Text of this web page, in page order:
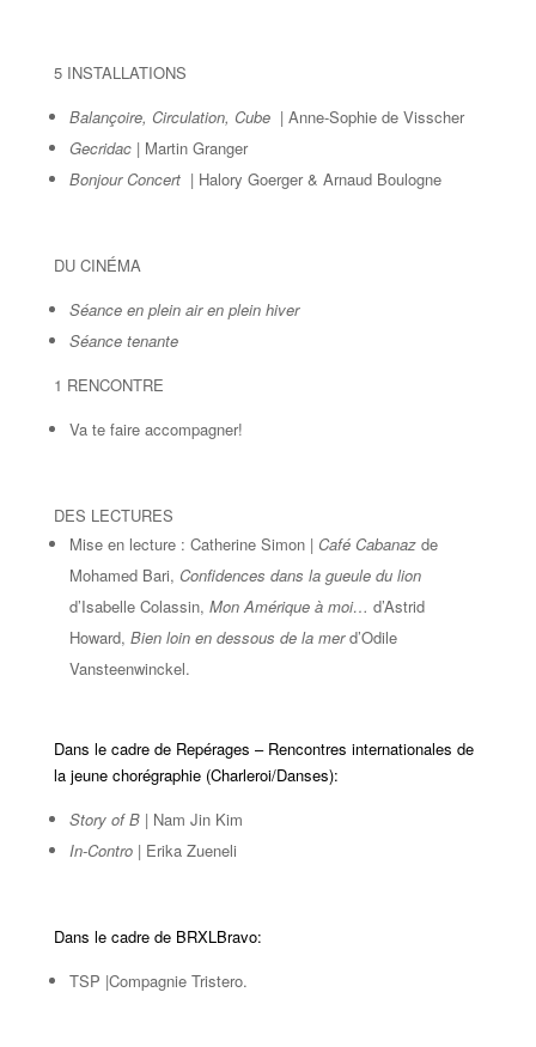
5 INSTALLATIONS
Balançoire, Circulation, Cube| Anne-Sophie de Visscher
Gecridac| Martin Granger
Bonjour Concert | Halory Goerger & Arnaud Boulogne
DU CINÉMA
Séance en plein air en plein hiver
Séance tenante
1 RENCONTRE
Va te faire accompagner!
DES LECTURES
Mise en lecture : Catherine Simon | Café Cabanazde
Mohamed Bari, Confidences dans la gueule du lion
d’Isabelle Colassin, Mon Amérique à moi… d’Astrid
Howard, Bien loin en dessous de la merd’Odile
Vansteenwinckel.
Dans le cadre de Repérages – Rencontres internationales de
la jeune chorégraphie (Charleroi/Danses):
Story of B| Nam Jin Kim
In-Contro| Erika Zueneli
Dans le cadre de BRXLBravo:
TSP |Compagnie Tristero.